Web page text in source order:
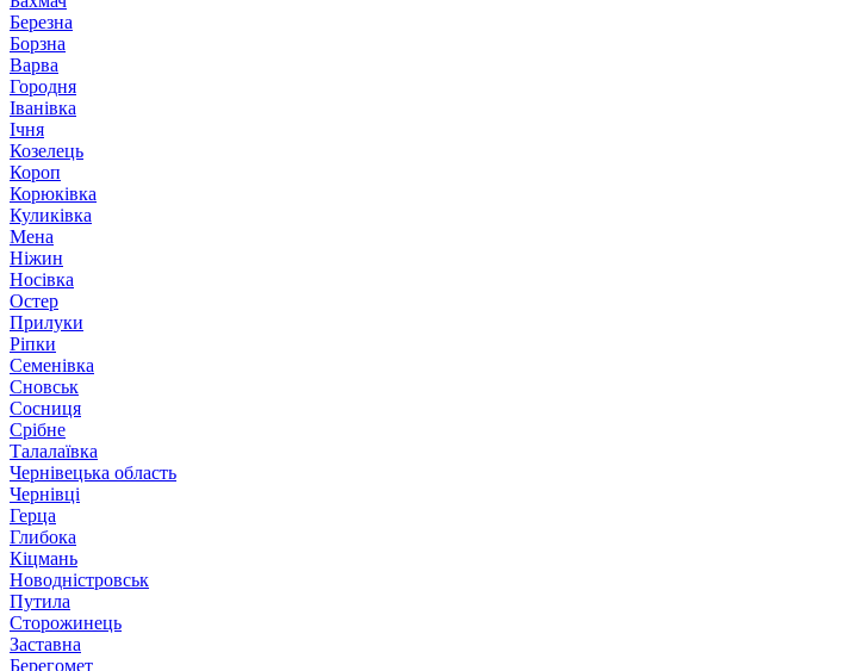
Березна
Борзна
Варва
Городня
Іванівка
Ічня
Козелець
Короп
Корюківка
Куликівка
Мена
Ніжин
Носівка
Остер
Прилуки
Ріпки
Семенівка
Сновськ
Сосниця
Срібне
Талалаївка
Чернівецька область
Чернівці
Герца
Глибока
Кіцмань
Новодністровськ
Путила
Сторожинець
Заставна
Берегомет